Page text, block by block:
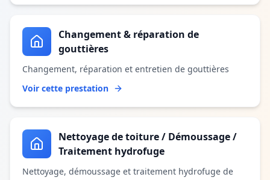
Changement & réparation de
gouttières
Changement, réparation et entretien de gouttières
Voir cette prestation
Nettoyage de toiture / Démoussage /
Traitement hydrofuge
Nettoyage, démoussage et traitement hydrofuge de